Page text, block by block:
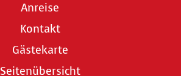
Anreise
Kontakt
Gästekarte
Seitenübersicht